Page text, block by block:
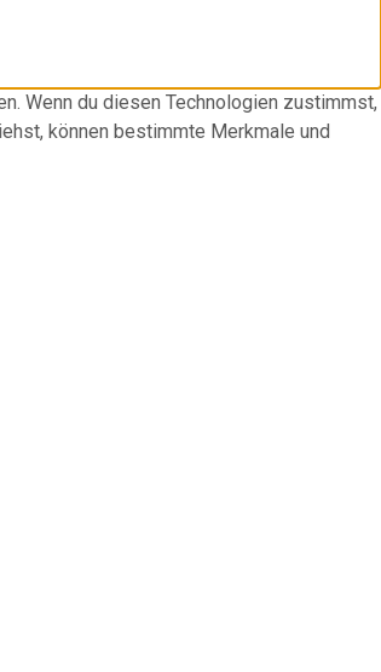
Wenn du diesen Technologien zustimmst,
können bestimmte Merkmale und